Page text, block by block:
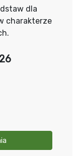
dla
charakterze